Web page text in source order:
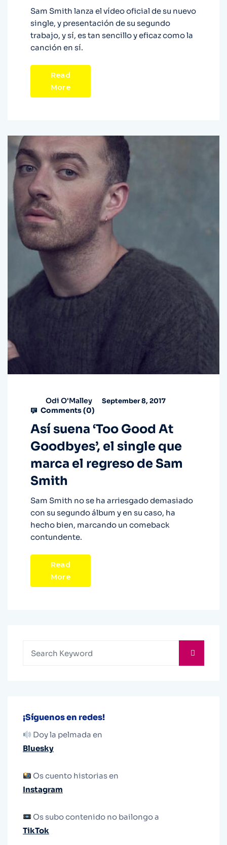
Sam Smith lanza el vídeo oficial de su nuevo
single, y presentación de su segundo
trabajo, y sí, es tan sencillo y eficaz como la
canción en sí.
Read
More
Odi O'Malley September 8, 2017
Comments (0)
Así suena ‘Too Good At
Goodbyes’, el single que
marca el regreso de Sam
Smith
Sam Smith no se ha arriesgado demasiado
con su segundo álbum y en su caso, ha
hecho bien, marcando un comeback
contundente.
Read
More
¡Síguenos en redes!
Doy la pelmada en
Bluesky
Os cuento historias en
Instagram
Os subo contenido no bailongo a
TikTok